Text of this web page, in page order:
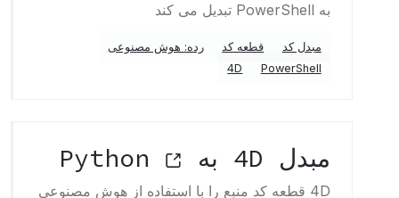
به PowerShell تبدیل می کند
مبدل کد قطعه کد
رده: هوش مصنوعی
PowerShell
4D
مبدل 4D به Python
4D قطعه کد منبع را با استفاده از هوش مصنوعی